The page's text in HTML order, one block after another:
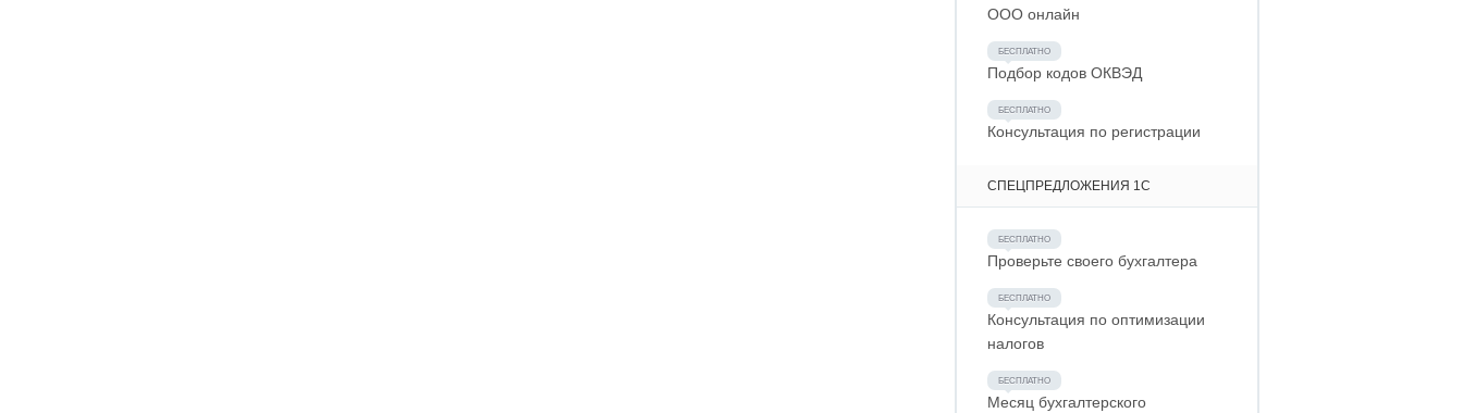
ООО онлайн
Подбор кодов ОКВЭД
Консультация по регистрации
СПЕЦПРЕДЛОЖЕНИЯ 1С
Проверьте своего бухгалтера
Консультация по оптимизации
налогов
Месяц бухгалтерского